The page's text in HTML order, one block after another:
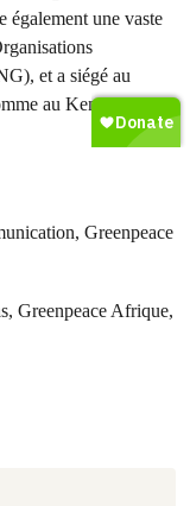
une vaste
et a siégé au
au Kenya
Greenpeace
Greenpeace Afrique,